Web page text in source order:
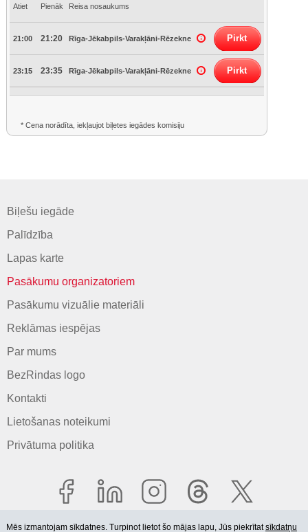
Atiet Pienāk Reisa nosaukums
21:00 21:20 Rīga-Jēkabpils-Varakļāni-Rēzekne Pirkt
23:15 23:35 Rīga-Jēkabpils-Varakļāni-Rēzekne Pirkt
* Cena norādīta, iekļaujot biļetes iegādes komisiju
Biļešu iegāde
Palīdzība
Lapas karte
Pasākumu organizatoriem
Pasākumu vizuālie materiāli
Reklāmas iespējas
Par mums
BezRindas logo
Kontakti
Lietošanas noteikumi
Privātuma politika
Mēs izmantojam sīkdatnes. Turpinot lietot šo mājas lapu, Jūs piekrītatsīkdatņu